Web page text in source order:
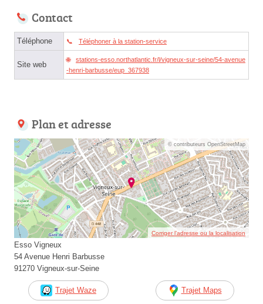
Contact
Téléphone Téléphoner à la station-service
Site web
stations-esso.northatlantic.fr/l/vigneux-sur-seine/54-avenue
-henri-barbusse/eup_367938
Plan et adresse
© contributeurs OpenStreetMap
Corriger l’adresse ou la localisation
Esso Vigneux
54 Avenue Henri Barbusse
91270 Vigneux-sur-Seine
Trajet Waze Trajet Maps